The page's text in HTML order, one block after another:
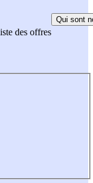
des offres
Qui sont